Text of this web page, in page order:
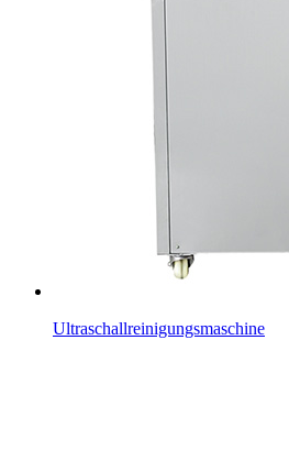
Ultraschallreinigungsmaschine